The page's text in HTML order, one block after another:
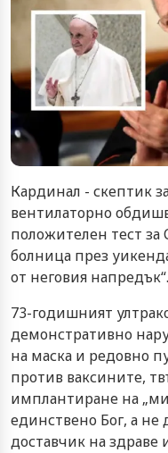
Кардинал - скептик
вентилаторно
положителен тест
болница през
от неговия напредък“.
73-годишният
демонстративно
на маска и редовно
против ваксините,
имплантиране на
единствено Бог, а не
доставчик на здраве